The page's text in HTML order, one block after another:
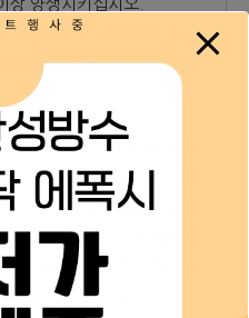
상 양생시키십시오.
, 모래, 먼지, 레이턴스 등 기
거 후 평탄성을 유지 하십시
오.
표면온도 : 40℃ 이하, 상대
: 7~9, 함수율 : 6% 이하
료의 특성상 도장면 색상이
현상이 심하게 보이며 투명
상 차이가 발생합니다. (실
간 경과 후라도)